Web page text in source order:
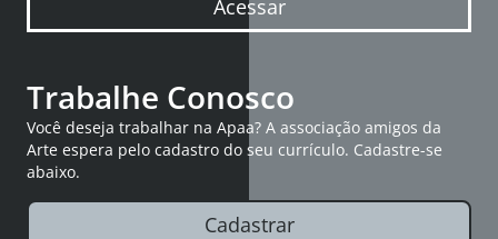
Acessar
Trabalhe Conosco
Você deseja trabalhar na Apaa? A associação amigos da
Arte espera pelo cadastro do seu currículo. Cadastre-se
abaixo.
Cadastrar